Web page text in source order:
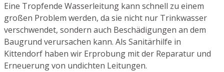
Eine Tropfende Wasserleitung kann schnell zu einem
großen Problem werden, da sie nicht nur Trinkwasser
verschwendet, sondern auch Beschädigungen an dem
Baugrund verursachen kann. Als Sanitärhilfe in
Kittendorf haben wir Erprobung mit der Reparatur und
Erneuerung von undichten Leitungen.